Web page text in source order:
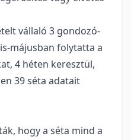
vállaló 3 gondozó-
májusban folytatta a
4 héten keresztül,
39 séta adatait
hogy a séta mind a